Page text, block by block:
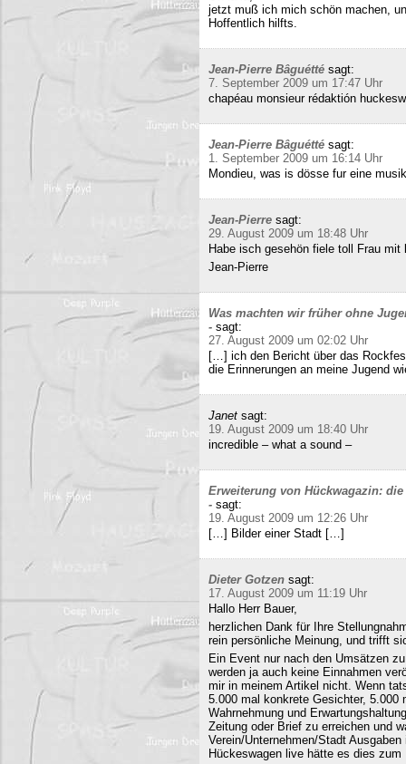
jetzt muß ich mich schön machen,
Hoffentlich hilfts.
Jean-Pierre Bâguétté sagt:
7. September 2009 um 17:47 Uhr
chapéau monsieur rédaktión
Jean-Pierre Bâguétté sagt:
1. September 2009 um 16:14 Uhr
Mondieu, was is dösse fur eine
Jean-Pierre sagt:
29. August 2009 um 18:48 Uhr
Habe isch gesehön fiele toll Frau
Jean-Pierre
Was machten wir früher ohne
- sagt:
27. August 2009 um 02:02 Uhr
[…] ich den Bericht über das
die Erinnerungen an meine Jugend
Janet sagt:
19. August 2009 um 18:40 Uhr
incredible – what a sound –
Erweiterung von Hückwagazin:
- sagt:
19. August 2009 um 12:26 Uhr
[…] Bilder einer Stadt […]
Dieter Gotzen sagt:
17. August 2009 um 11:19 Uhr
Hallo Herr Bauer,
herzlichen Dank für Ihre
rein persönliche Meinung, und trifft
Ein Event nur nach den Umsätzen
werden ja auch keine Einnahmen
mir in meinem Artikel nicht. Wenn
5.000 mal konkrete Gesichter, 5.000
Wahrnehmung und
Zeitung oder Brief zu erreichen und
Verein/Unternehmen/Stadt
Hückeswagen live hätte es dies zum